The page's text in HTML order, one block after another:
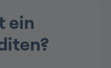
ein